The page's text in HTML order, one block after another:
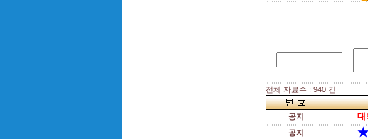
전체 자료수 : 940 건
공지 대
공지
★